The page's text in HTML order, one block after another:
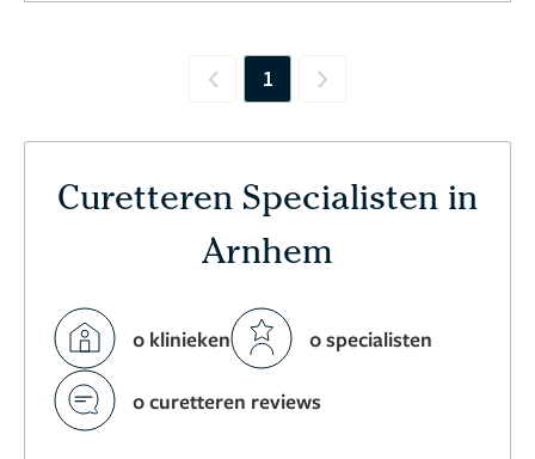
Previous
1 Next
Curetteren Specialisten in
Arnhem
0 klinieken 0 specialisten
0 curetteren reviews